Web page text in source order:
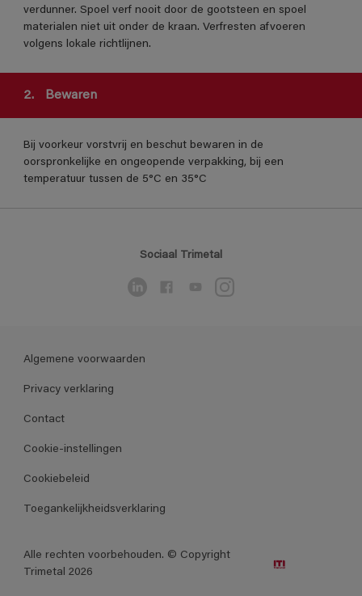
verdunner. Spoel verf nooit door de gootsteen en spoel
materialen niet uit onder de kraan. Verfresten afvoeren
volgens lokale richtlijnen.
2. Bewaren
Bij voorkeur vorstvrij en beschut bewaren in de
oorspronkelijke en ongeopende verpakking, bij een
temperatuur tussen de 5°C en 35°C
Sociaal Trimetal
Algemene voorwaarden
Privacy verklaring
Contact
Cookie-instellingen
Cookiebeleid
Toegankelijkheidsverklaring
Alle rechten voorbehouden. © Copyright
Trimetal 2026